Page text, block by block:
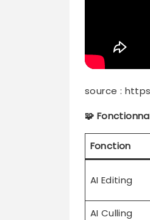
source :
🧩
Fonction
AI Editing
AI Culling